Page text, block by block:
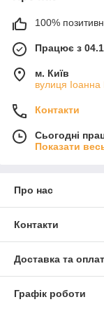
100%
Працює з
м. Київ
вулиця Іоанна
Контакти
Сьогодні
Показати
Про нас
Контакти
Доставка та
Графік роботи